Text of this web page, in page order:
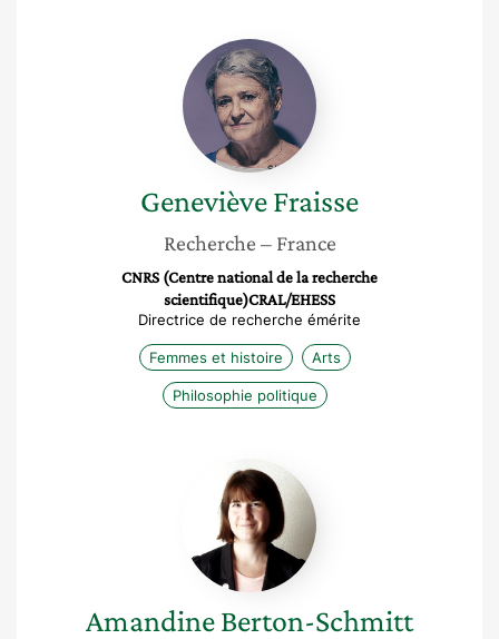
Geneviève
Fraisse
GenevièveFraisse
Recherche – France
CNRS (Centre national de la recherche
scientifique)CRAL/EHESS
Directrice de recherche émérite
Femmes et histoire Arts
Philosophie politique
Amandine
Berton-
Schmitt
AmandineBerton-Schmitt